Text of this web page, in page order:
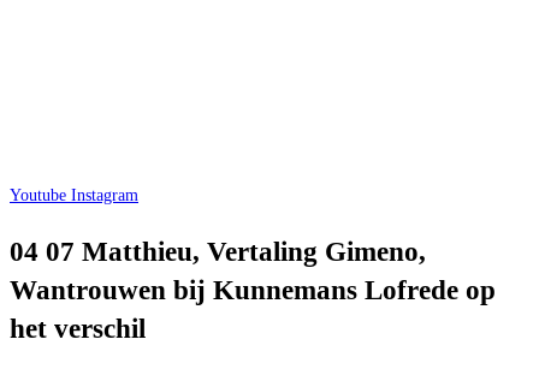
Youtube Instagram
04 07 Matthieu, Vertaling Gimeno,
Wantrouwen bij Kunnemans Lofrede op
het verschil